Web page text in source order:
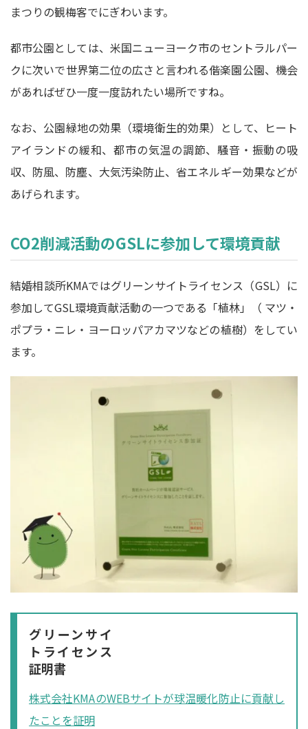
まつりの観梅客でにぎわいます。
都市公園としては、米国ニューヨーク市のセントラルパー
クに次いで世界第二位の広さと言われる偕楽園公園、機会
があればぜひ一度一度訪れたい場所ですね。
なお、公園緑地の効果（環境衛生的効果）として、ヒート
アイランドの緩和、都市の気温の調節、騒音・振動の吸
収、防風、防塵、大気汚染防止、省エネルギー効果などが
あげられます。
CO2削減活動のGSLに参加して環境貢献
結婚相談所KMAではグリーンサイトライセンス（GSL）に
参加してGSL環境貢献活動の一つである「植林」（ マツ・
ポプラ・ニレ・ヨーロッパアカマツなどの植樹）をしてい
ます。
グリーンサイ
トライセンス
証明書
株式会社KMAのWEBサイトが球温暖化防止に貢献し
たことを証明